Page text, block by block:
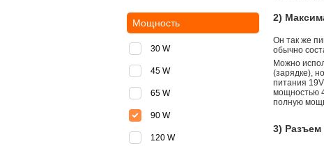
2)
Он так же
обычно
Можно
(зарядке),
питания
мощностью
полную
3) Разъем
Мощность
30 W
45 W
65 W
90 W
120 W